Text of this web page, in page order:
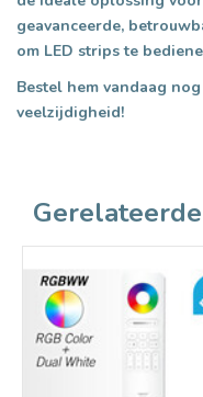
geavanceerde,
om LED strips te
Bestel hem vandaag
veelzijdigheid!